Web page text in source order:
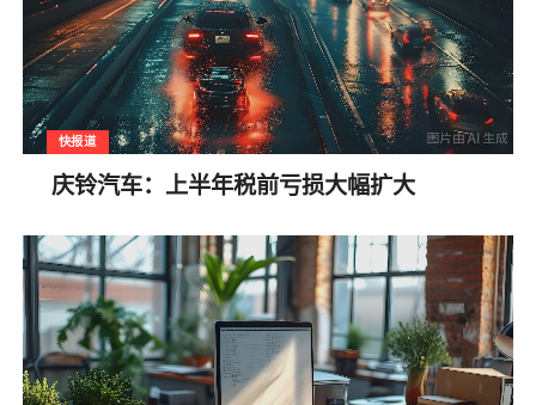
快报道
庆铃汽车：上半年税前亏损大幅扩大